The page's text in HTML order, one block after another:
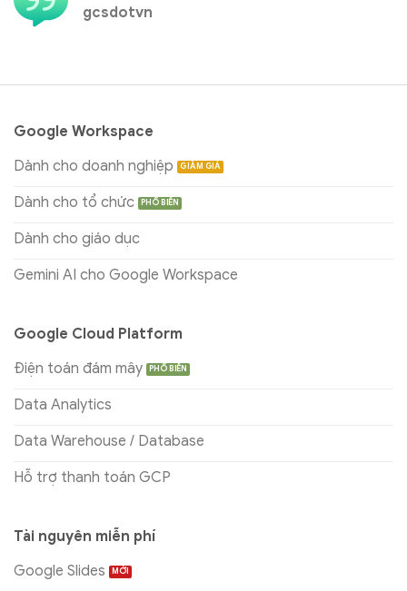
gcsdotvn
Google Workspace
Dành cho doanh nghiệp
Dành cho tổ chức
Dành cho giáo dục
Gemini AI cho Google Workspace
Google Cloud Platform
Điện toán đám mây
Data Analytics
Data Warehouse / Database
Hỗ trợ thanh toán GCP
Tài nguyên miễn phí
Google Slides